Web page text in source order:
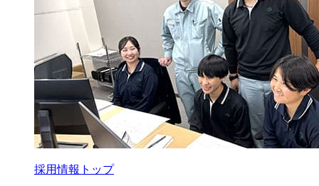
採用情報トップ